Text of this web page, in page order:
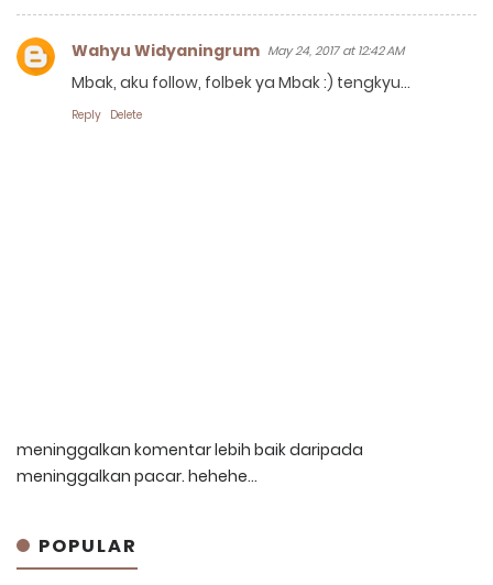
Wahyu Widyaningrum May 24, 2017 at 12:42 AM
Mbak, aku follow, folbek ya Mbak :) tengkyu...
Reply Delete
meninggalkan komentar lebih baik daripada
meninggalkan pacar. hehehe...
POPULAR